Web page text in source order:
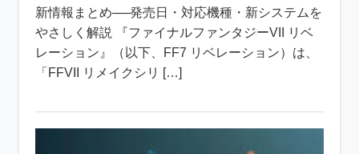
新情報まとめ──発売日・対応機種・新システムを
やさしく解説 『ファイナルファンタジーVII リベ
レーション』（以下、FF7 リベレーション）は、
「FFVII リメイクシリ […]